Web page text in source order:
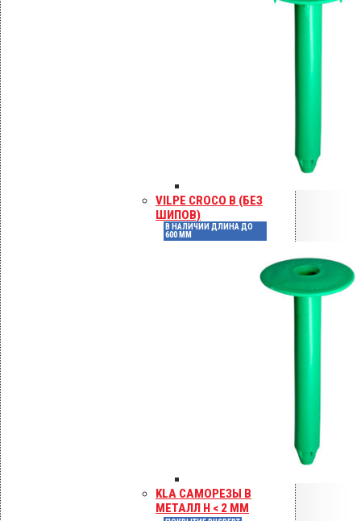
VILPE CROCO B (БЕЗ
ШИПОВ)
В НАЛИЧИИ ДЛИНА ДО
600 ММ
KLA САМОРЕЗЫ В
МЕТАЛЛ H < 2 ММ
Сохранить моё имя, email и адрес
Гарантия